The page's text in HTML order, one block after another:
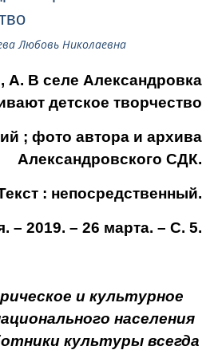
Любовь Николаевна
А. В селе Александровка
детское творчество
; фото автора и архива
Александровского СДК.
: непосредственный.
– 2019. – 26 марта. – С. 5.
и культурное
на­селения
культуры всегда